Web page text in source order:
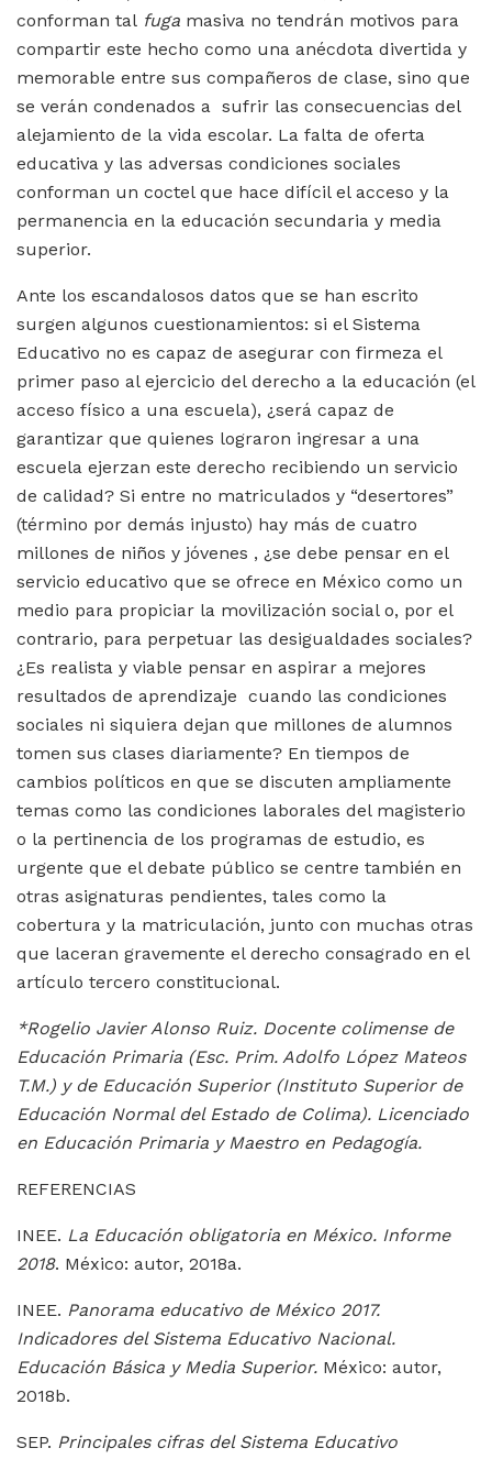
conforman tal fuga masiva no tendrán motivos para
compartir este hecho como una anécdota divertida y
memorable entre sus compañeros de clase, sino que
se verán condenados a sufrir las consecuencias del
alejamiento de la vida escolar. La falta de oferta
educativa y las adversas condiciones sociales
conforman un coctel que hace difícil el acceso y la
permanencia en la educación secundaria y media
superior.
Ante los escandalosos datos que se han escrito
surgen algunos cuestionamientos: si el Sistema
Educativo no es capaz de asegurar con firmeza el
primer paso al ejercicio del derecho a la educación (el
acceso físico a una escuela), ¿será capaz de
garantizar que quienes lograron ingresar a una
escuela ejerzan este derecho recibiendo un servicio
de calidad? Si entre no matriculados y “desertores”
(término por demás injusto) hay más de cuatro
millones de niños y jóvenes , ¿se debe pensar en el
servicio educativo que se ofrece en México como un
medio para propiciar la movilización social o, por el
contrario, para perpetuar las desigualdades sociales?
¿Es realista y viable pensar en aspirar a mejores
resultados de aprendizaje cuando las condiciones
sociales ni siquiera dejan que millones de alumnos
tomen sus clases diariamente? En tiempos de
cambios políticos en que se discuten ampliamente
temas como las condiciones laborales del magisterio
o la pertinencia de los programas de estudio, es
urgente que el debate público se centre también en
otras asignaturas pendientes, tales como la
cobertura y la matriculación, junto con muchas otras
que laceran gravemente el derecho consagrado en el
artículo tercero constitucional.
*Rogelio Javier Alonso Ruiz. Docente colimense de
Educación Primaria (Esc. Prim. Adolfo López Mateos
T.M.) y de Educación Superior (Instituto Superior de
Educación Normal del Estado de Colima). Licenciado
en Educación Primaria y Maestro en Pedagogía.
REFERENCIAS
INEE. La Educación obligatoria en México. Informe
2018. México: autor, 2018a.
INEE. Panorama educativo de México 2017.
Indicadores del Sistema Educativo Nacional.
Educación Básica y Media Superior. México: autor,
2018b.
SEP. Principales cifras del Sistema Educativo